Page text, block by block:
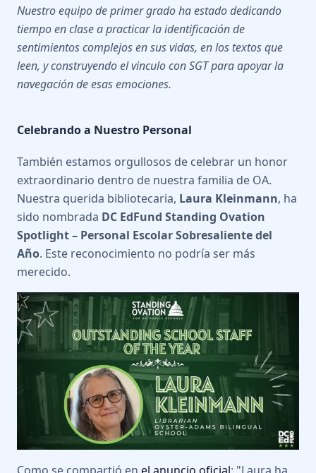
Nuestro equipo de primer grado ha estado dedicando
tiempo en clase a practicar la identificación de
sentimientos complejos en sus vidas, en los textos que
leen, y construyendo el vinculo con SGT para apoyar la
navegación de esas emociones.
Celebrando a Nuestro Personal
También estamos orgullosos de celebrar un honor
extraordinario dentro de nuestra familia de OA.
Nuestra querida bibliotecaria, Laura Kleinmann, ha
sido nombrada DC EdFund Standing Ovation
Spotlight – Personal Escolar Sobresaliente del
Año. Este reconocimiento no podría ser más
merecido.